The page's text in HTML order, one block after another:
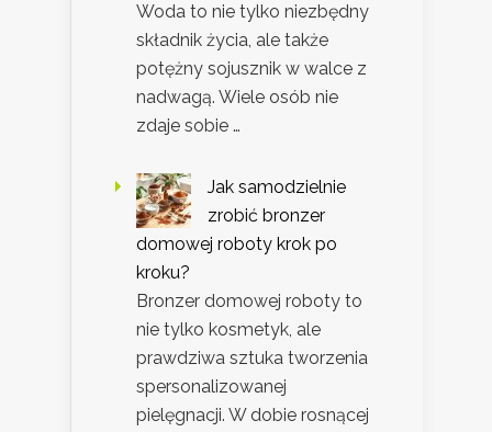
Woda to nie tylko niezbędny
składnik życia, ale także
potężny sojusznik w walce z
nadwagą. Wiele osób nie
zdaje sobie …
Jak samodzielnie
zrobić bronzer
domowej roboty krok po
kroku?
Bronzer domowej roboty to
nie tylko kosmetyk, ale
prawdziwa sztuka tworzenia
spersonalizowanej
pielęgnacji. W dobie rosnącej